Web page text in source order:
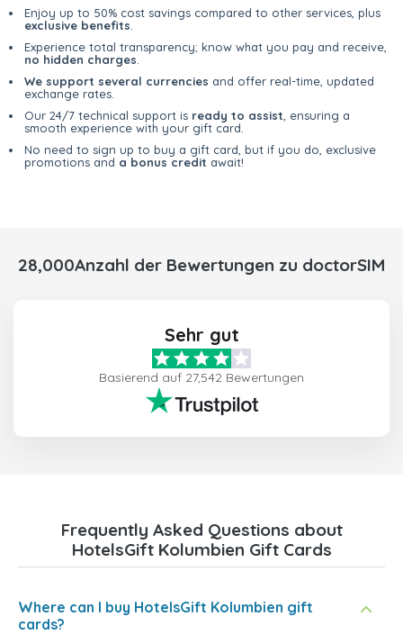
Enjoy up to 50% cost savings compared to other services, plus
exclusive benefits
Experience total transparency; know what you pay and receive,
no hidden charges
We support several currencies and offer real-time, updated
exchange rates.
Our 24/7 technical support is ready to assist , ensuring a
smooth experience with your gift card.
No need to sign up to buy a gift card, but if you do, exclusive
promotions and a bonus credit await!
28,000Anzahl der Bewertungen zu doctorSIM
Sehr gut
Basierend auf 27,542 Bewertungen
Frequently Asked Questions about
HotelsGift Kolumbien Gift Cards
Where can I buy HotelsGift Kolumbien gift
cards?